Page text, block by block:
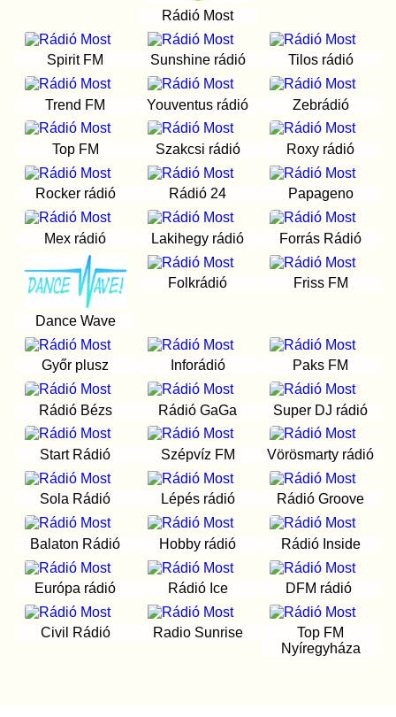
Rádió Most
Spirit FM Sunshine rádió Tilos rádió
Trend FM Youventus rádió Zebrádió
Top FM Szakcsi rádió Roxy rádió
Rocker rádió Rádió 24 Papageno
Mex rádió Lakihegy rádió Forrás Rádió
Dance Wave
Folkrádió Friss FM
Győr plusz Inforádió Paks FM
Rádió Bézs Rádió GaGa Super DJ rádió
Start Rádió Szépvíz FM Vörösmarty rádió
Sola Rádió Lépés rádió Rádió Groove
Balaton Rádió Hobby rádió Rádió Inside
Európa rádió Rádió Ice DFM rádió
Civil Rádió Radio Sunrise
Top FM
Nyíregyháza